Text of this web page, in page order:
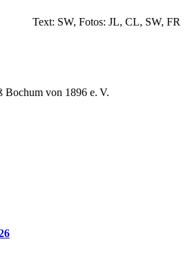
Text: SW, Fotos: JL, CL, SW, FR
Bochum von 1896 e. V.